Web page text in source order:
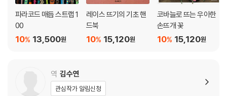
파라코드 매듭 스트랩 1
00
13,500원
10%
레이스 뜨기의 기초 핸
드북
15,120원
10%
코바늘로 뜨는 우아한
손뜨개 꽃
15,120원
10%
역 김수연
관심작가 알림신청